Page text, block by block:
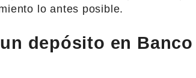
lo antes posible.
depósito en Banco